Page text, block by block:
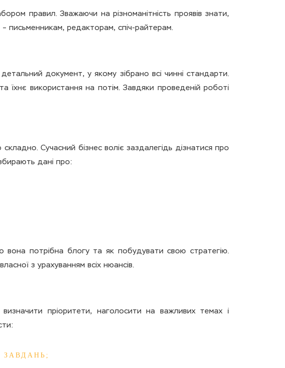
правил. Зважаючи на різноманітність проявів знати,
письменникам, редакторам, спіч-райтерам.
документ, у якому зібрано всі чинні стандарти.
використання на потім. Завдяки проведеній роботі
Сучасний бізнес воліє заздалегідь дізнатися про
дані про:
вона потрібна блогу та як побудувати свою стратегію.
з урахуванням всіх нюансів.
пріоритети, наголосити на важливих темах і